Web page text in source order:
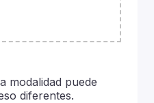
modalidad puede
diferentes.